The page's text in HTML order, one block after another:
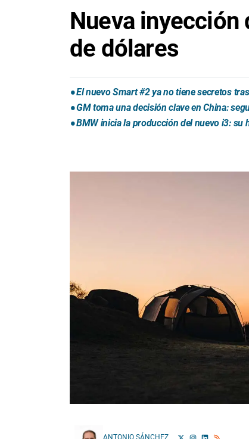
Nueva
de dólares
El nuevo Smart #2 ya no tiene secretos
GM toma una decisión clave en China:
BMW inicia la producción del nuevo i3: su
ANTONIO SÁNCHEZ